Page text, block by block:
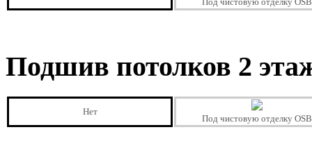
Подшив потолков 2
Нет
Под чистовую отделку OSB